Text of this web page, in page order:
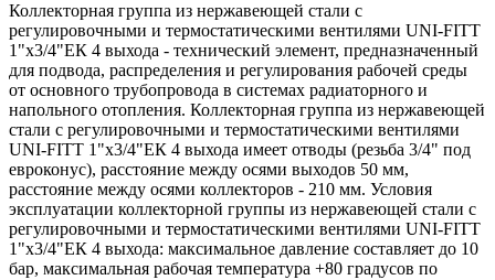
Коллекторная группа из нержавеющей стали с
регулировочными и термостатическими вентилями UNI-FITT
1"x3/4"ЕК 4 выхода - технический элемент, предназначенный
для подвода, распределения и регулирования рабочей среды
от основного трубопровода в системах радиаторного и
напольного отопления. Коллекторная группа из нержавеющей
стали с регулировочными и термостатическими вентилями
UNI-FITT 1"x3/4"ЕК 4 выхода имеет отводы (резьба 3/4" под
евроконус), расстояние между осями выходов 50 мм,
расстояние между осями коллекторов - 210 мм. Условия
эксплуатации коллекторной группы из нержавеющей стали с
регулировочными и термостатическими вентилями UNI-FITT
1"x3/4"ЕК 4 выхода: максимальное давление составляет до 10
бар, максимальная рабочая температура +80 градусов по